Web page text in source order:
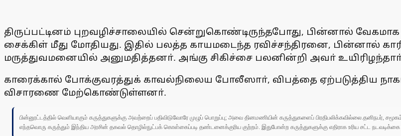
திருப்பட்டினம் புறவழிச்சாலையில் சென்றுகொண்டிருந்தபோது, பின்னால்
சைக்கிள் மீது மோதியது. இதில் பலத்த காயமடைந்த ரவிச்சந்திரனை, பின்னால்
மருத்துவமனையில் அனுமதித்தனா். அங்கு சிகிச்சை பலனின்றி அவா்
காரைக்கால் போக்குவரத்துக் காவல்நிலைய போலீஸாா், விபத்தை ஏற்படுத்திய
விசாரணை மேற்கொண்டுள்ளனா்.
பின்னூட்டத்தில் வெளியாகும் கருத்துகளுக்கு அவற்றைப் பதிவிடுவோரே முழுப் பொறுப்பு; அவை தினமணியின் கருத்துகளைப் பிரதிபலிக்கவில்லை.தனிநபர்,
எந்தவொரு கருத்தும் இந்திய அரசின் தகவல் தொழில்நுட்பக் கொள்கைப்படி தண்டனைக்குரிய குற்றம். இதுபோன்ற கருத்துகளுக்கு எதிராக உரிய சட்ட நடவடிக்கை